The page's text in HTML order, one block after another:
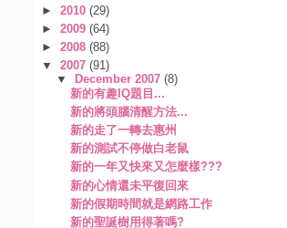
►2010(29)
►2009(64)
►2008(88)
▼2007(91)
▼
December 2007 (8)
新的有趣IQ題目...
新的將頭腦清醒方法...
新的走了一轉去惠州
新的測試不停做白老鼠
新的一年又快來又怎麼樣???
新的心情還未平復回來
新的假期時間就是網路工作
新的聖誕樹用得著嗎?